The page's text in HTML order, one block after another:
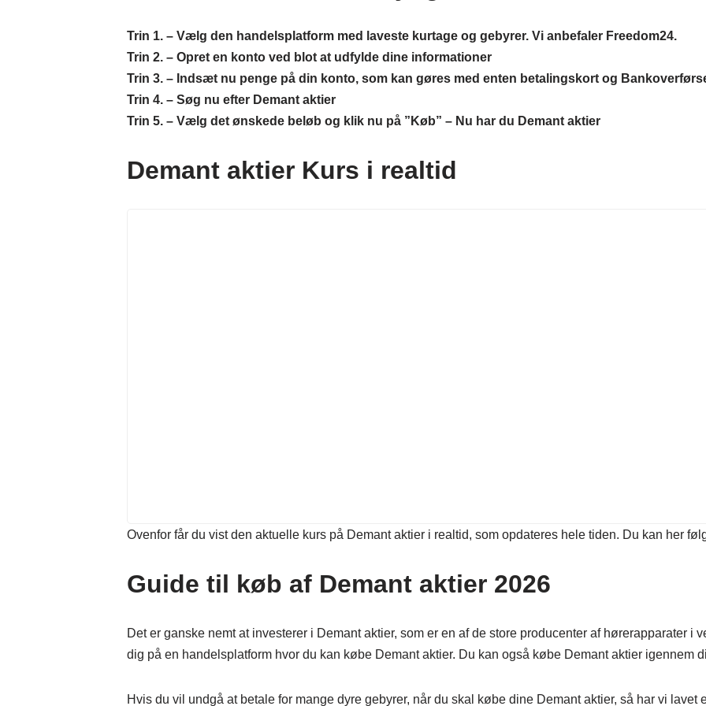
Trin 1. – Vælg den handelsplatform med laveste kurtage og gebyrer. Vi anbefaler Freedom24.
Trin 2. – Opret en konto ved blot at udfylde dine informationer
Trin 3. – Indsæt nu penge på din konto, som kan gøres med enten betalingskort og
Trin 4. – Søg nu efter Demant aktier
Trin 5. – Vælg det ønskede beløb og klik nu på ”Køb” – Nu har du Demant aktier
Demant aktier Kurs i realtid
Ovenfor får du vist den aktuelle kurs på Demant aktier i realtid, som opdateres hele tiden. Du kan her
Guide til køb af Demant aktier 2026
Det er ganske nemt at investerer i Demant aktier, som er en af de store producenter af hørerapparater i
dig på en handelsplatform hvor du kan købe Demant aktier. Du kan også købe Demant aktier igennem
Hvis du vil undgå at betale for mange dyre gebyrer, når du skal købe dine Demant aktier, så har vi lavet